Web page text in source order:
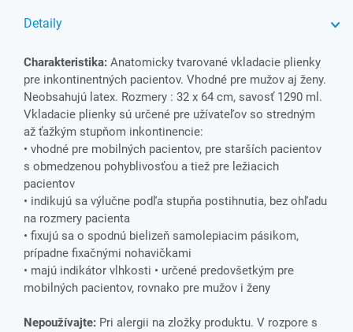
Detaily
Charakteristika: Anatomicky tvarované vkladacie plienky
pre inkontinentných pacientov. Vhodné pre mužov aj ženy.
Neobsahujú latex. Rozmery : 32 x 64 cm, savosť 1290 ml.
Vkladacie plienky sú určené pre užívateľov so stredným
až ťažkým stupňom inkontinencie:
• vhodné pre mobilných pacientov, pre starších pacientov
s obmedzenou pohyblivosťou a tiež pre ležiacich
pacientov
• indikujú sa výlučne podľa stupňa postihnutia, bez ohľadu
na rozmery pacienta
• fixujú sa o spodnú bielizeň samolepiacim pásikom,
prípadne fixačnými nohavičkami
• majú indikátor vlhkosti • určené predovšetkým pre
mobilných pacientov, rovnako pre mužov i ženy
Nepoužívajte: Pri alergii na zložky produktu. V rozpore s